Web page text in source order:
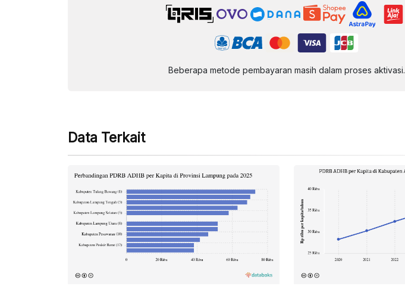
Beberapa metode pembayaran masih dalam proses aktivasi.
Data Terkait